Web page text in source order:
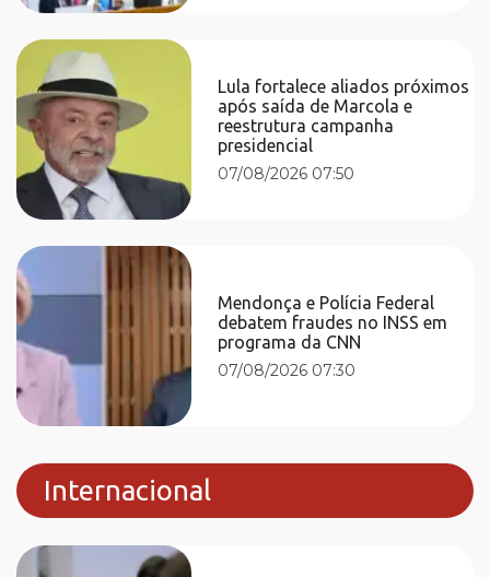
Lula fortalece aliados próximos
após saída de Marcola e
reestrutura campanha
presidencial
07/08/2026 07:50
Mendonça e Polícia Federal
debatem fraudes no INSS em
programa da CNN
07/08/2026 07:30
Internacional